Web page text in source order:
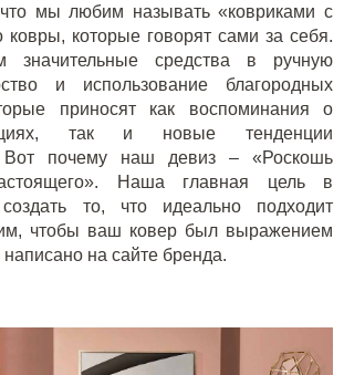
мы любим называть «ковриками с
ковры, которые говорят сами за себя.
значительные средства в ручную
и использование благородных
приносят как воспоминания о
так и новые тенденции
Вот почему наш девиз – «Роскошь
Наша главная цель в
то, что идеально подходит
чтобы ваш ковер был выражением
на сайте бренда.